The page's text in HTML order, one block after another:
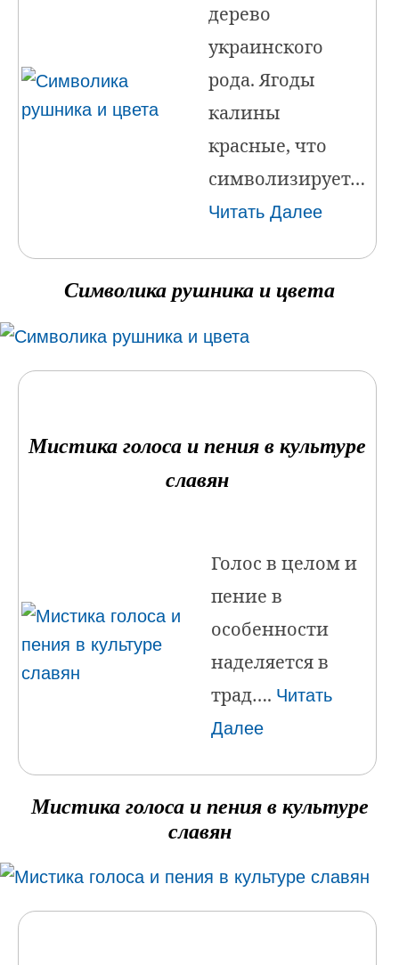
дерево
украинского
рода. Ягоды
калины
красные, что
символизирует…
Читать Далее
Символика рушника и цвета
Мистика голоса и пения в культуре
славян
Голос в целом и
пение в
особенности
наделяется в
трад…. Читать
Далее
Мистика голоса и пения в культуре
славян